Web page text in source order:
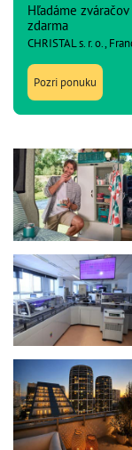
Hľadáme
zdarma
CHRISTAL s. r. o.,
Pozri ponuku